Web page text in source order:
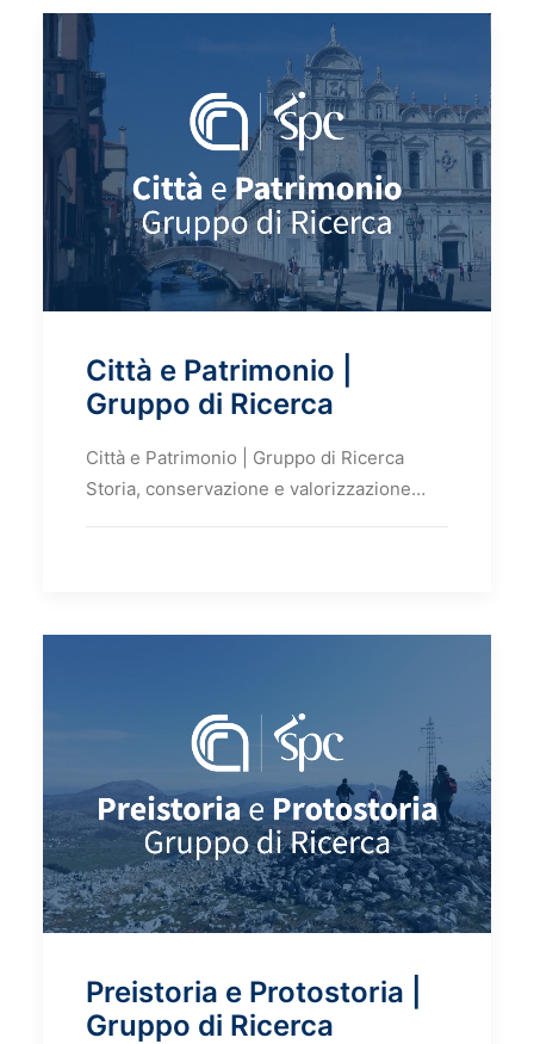
Città e Patrimonio |
Gruppo di Ricerca
Città e Patrimonio | Gruppo di Ricerca
Storia, conservazione e valorizzazione…
Preistoria e Protostoria |
Gruppo di Ricerca